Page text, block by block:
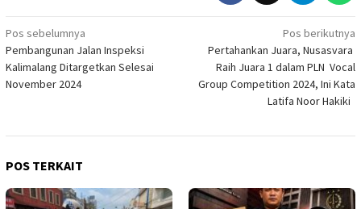
Navigasi
pos
Pos sebelumnya
Pembangunan Jalan Inspeksi
Kalimalang Ditargetkan Selesai
November 2024
Pos berikutnya
Pertahankan Juara, Nusasvara
Raih Juara 1 dalam PLN Vocal
Group Competition 2024, Ini Kata
Latifa Noor Hakiki
POS TERKAIT